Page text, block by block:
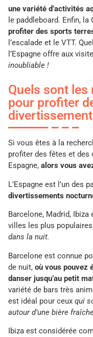
une variété d’activités
le paddleboard. Enfin, la
profiter des sports
l’escalade et le VTT.
l’Espagne offre aux
inoubliable !
Quels sont
pour profiter
Si vous êtes à la
profiter des fêtes et
Espagne, alors vous
L’Espagne est l’un des
divertissements
Barcelone, Madrid,
villes les plus populaires
dans la nuit.
Barcelone est connue
de nuit, où vous pouvez
danser jusqu’au petit
variété de bars très
est idéal pour ceux qui
autour d’une bière
Ibiza est considérée